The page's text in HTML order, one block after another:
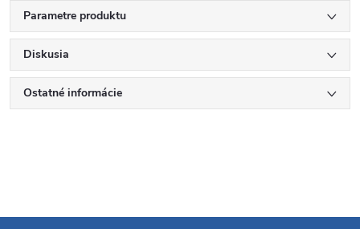
Parametre produktu
Diskusia
Ostatné informácie